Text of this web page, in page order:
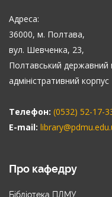
Адреса:
36000, м. Полтава,
вул. Шевченка, 23,
Полтавський державний
адміністративний корпус
Телефон: (0532) 52-17-
E-mail:
Про кафедру
Бібліотека ПДМУ